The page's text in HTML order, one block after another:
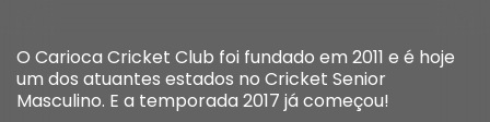
O Carioca Cricket Club foi fundado em 2011 e é hoje
um dos atuantes estados no Cricket Senior
Masculino. E a temporada 2017 já começou!